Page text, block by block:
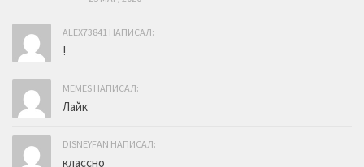
ALEX73841 НАПИСАЛ:
!
MEMES НАПИСАЛ:
Лайк
DISNEYFAN НАПИСАЛ:
классно